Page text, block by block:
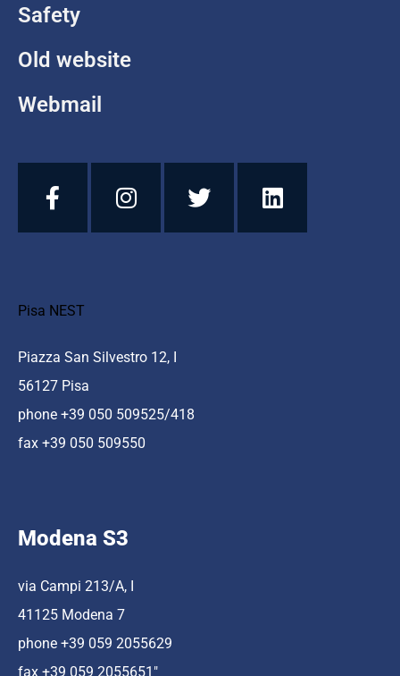
Safety
Old website
Webmail
Pisa NEST
Piazza San Silvestro 12, I
56127 Pisa
phone +39 050 509525/418
fax +39 050 509550
Modena S3
via Campi 213/A, I
41125 Modena 7
phone +39 059 2055629
fax +39 059 2055651″